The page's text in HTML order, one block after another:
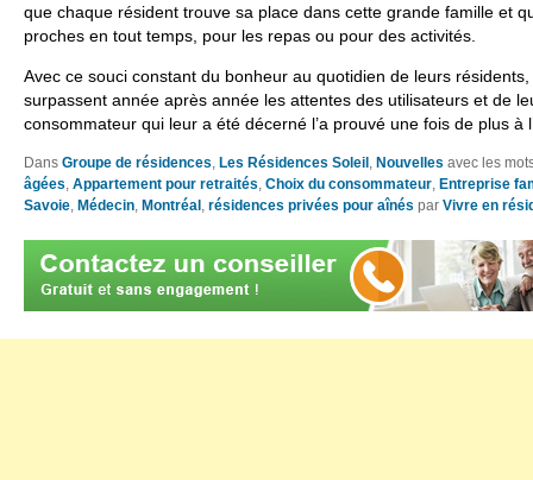
que chaque résident trouve sa place dans cette grande famille et
proches en tout temps, pour les repas ou pour des activités.
Avec ce souci constant du bonheur au quotidien de leurs
surpassent année après année les attentes des utilisateurs et de
consommateur qui leur a été décerné l’a prouvé une fois de plus à
Dans Groupe de résidences Les Résidences Soleil Nouvelles avec les
âgées Appartement pour retraités Choix du consommateur Entreprise
Savoie Médecin Montréal résidences privées pour aînés par Vivre en